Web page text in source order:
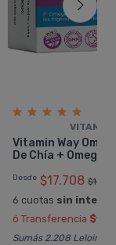
VITAMIN
Vitamin Way
De Chí­a + Omega
Desde $17.708
6 cuotas sin interés
ó Transferencia
Sumás 2.208 Leloir$